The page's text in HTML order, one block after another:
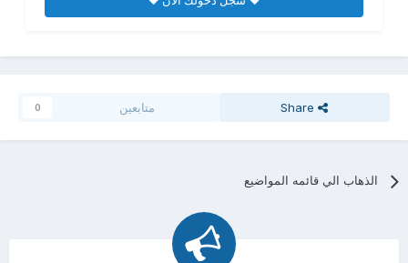
Share متابعين 0
الذهاب الي قائمه المواضيع